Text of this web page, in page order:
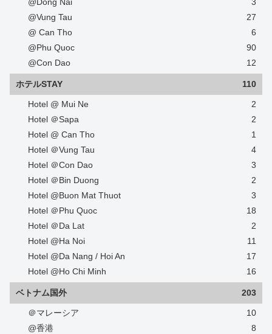
@Vung Tau
27
@ Can Tho
6
@Phu Quoc
90
@Con Dao
12
ホテルSTAY 110
Hotel @ Mui Ne
2
Hotel ＠Sapa
2
Hotel @ Can Tho
1
Hotel ＠Vung Tau
4
Hotel ＠Con Dao
3
Hotel ＠Bin Duong
2
Hotel @Buon Mat Thuot
3
Hotel ＠Phu Quoc
18
Hotel ＠Da Lat
2
Hotel @Ha Noi
11
Hotel @Da Nang / Hoi An
17
Hotel @Ho Chi Minh
16
ベトナム国外 203
＠マレーシア
10
@香港
8